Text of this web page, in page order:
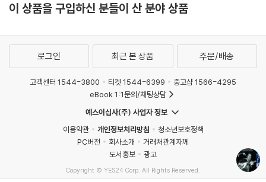
이 상품을 구입하신 분들이 산 분야 상품
로그인 최근 본 상품 주문/배송
고객센터 1544-3800 티켓 1544-6399
중고샵 1566-4295
eBook 1:1문의/채팅상담
예스이십사(주) 사업자 정보
이용약관
개인정보처리방침
청소년보호정책
PC버전
회사소개
거래처관계자께
도서홍보
광고
Copyright © YES24 Corp. All Rights Reserved.